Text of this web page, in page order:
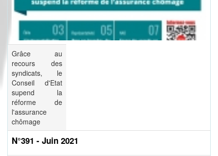
Grâce au
recours des
syndicats, le
Conseil d'Etat
supend la
réforme de
l'assurance
chômage
N°391 - Juin 2021